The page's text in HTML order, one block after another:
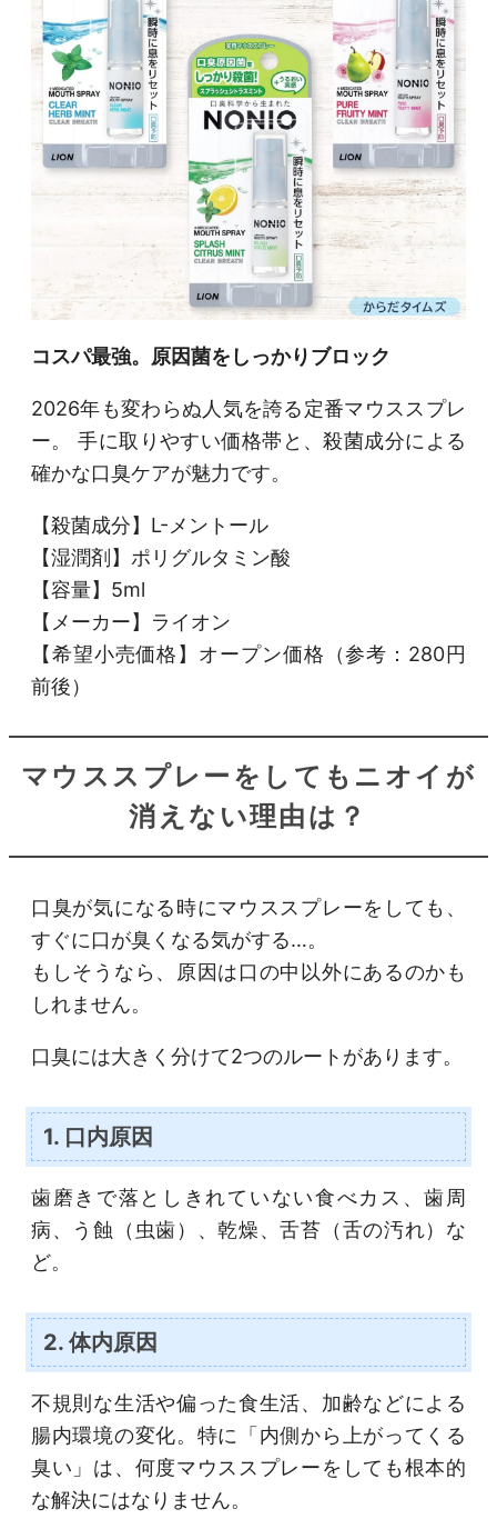
コスパ最強。原因菌をしっかりブロック
2026年も変わらぬ人気を誇る定番マウススプレ
ー。 手に取りやすい価格帯と、殺菌成分による
確かな口臭ケアが魅力です。
【殺菌成分】L-メントール
【湿潤剤】ポリグルタミン酸
【容量】5ml
【メーカー】ライオン
【希望小売価格】オープン価格（参考：280円
前後）
マウススプレーをしてもニオイが
消えない理由は？
口臭が気になる時にマウススプレーをしても、
すぐに口が臭くなる気がする…。
もしそうなら、原因は口の中以外にあるのかも
しれません。
口臭には大きく分けて2つのルートがあります。
1. 口内原因
歯磨きで落としきれていない食べカス、歯周
病、う蝕（虫歯）、乾燥、舌苔（舌の汚れ）な
ど。
2. 体内原因
不規則な生活や偏った食生活、加齢などによる
腸内環境の変化。特に「内側から上がってくる
臭い」は、何度マウススプレーをしても根本的
な解決にはなりません。